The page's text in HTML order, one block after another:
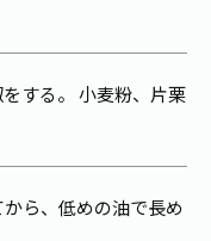
する。 小麦粉、片栗
ら、低めの油で長め